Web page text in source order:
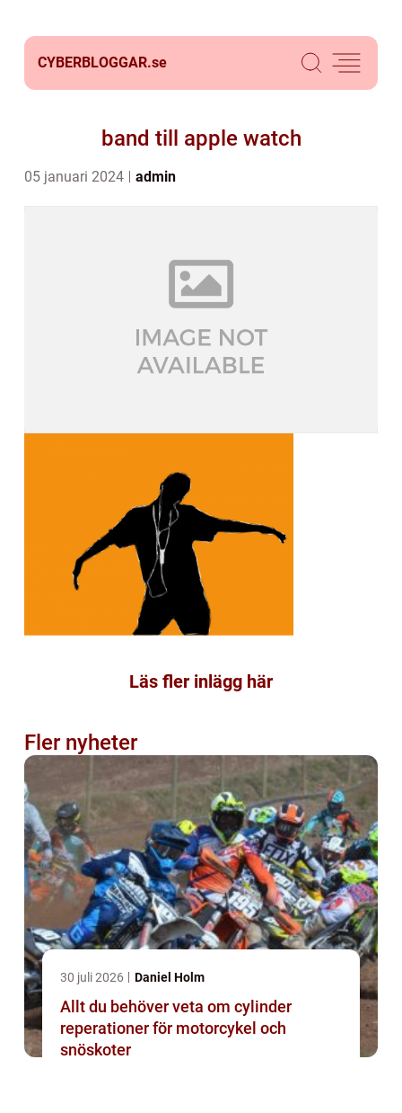
CYBERBLOGGAR.se
band till apple watch
05 januari 2024 admin
Läs fler inlägg här
Fler nyheter
30 juli 2026 Daniel Holm
Allt du behöver veta om cylinder
reperationer för motorcykel och
snöskoter